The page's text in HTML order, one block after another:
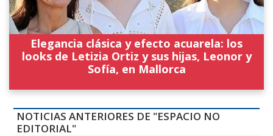
Elegancia clásica y efecto acuarela: los
looks de Letizia Ortiz y sus hijas, Leonor y
Sofía, en Mallorca
NOTICIAS ANTERIORES DE "ESPACIO NO
EDITORIAL"